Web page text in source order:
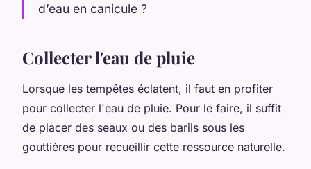
d’eau en canicule ?
Collecter l'eau de pluie
Lorsque les tempêtes éclatent, il faut en profiter
pour collecter l'eau de pluie. Pour le faire, il suffit
de placer des seaux ou des barils sous les
gouttières pour recueillir cette ressource naturelle.